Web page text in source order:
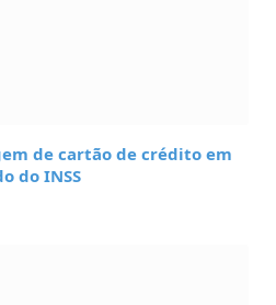
de cartão de crédito em
do INSS